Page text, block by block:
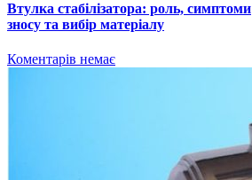
Втулка стабілізатора: роль, симптоми
зносу та вибір матеріалу
Коментарів немає